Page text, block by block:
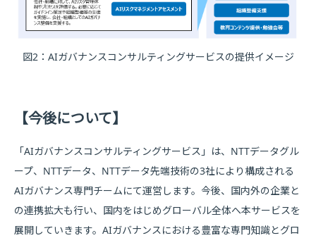
図2：AIガバナンスコンサルティングサービスの提供イメージ
【今後について】
「AIガバナンスコンサルティングサービス」は、NTTデータグル
ープ、NTTデータ、NTTデータ先端技術の3社により構成される
AIガバナンス専門チームにて運営します。今後、国内外の企業と
の連携拡大も行い、国内をはじめグローバル全体へ本サービスを
展開していきます。AIガバナンスにおける豊富な専門知識とグロ